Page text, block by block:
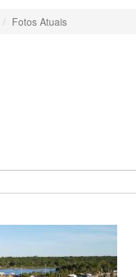
Fotos Atuais